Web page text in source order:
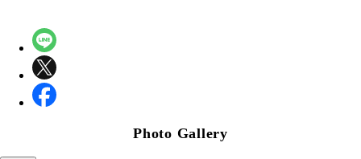
Photo Gallery